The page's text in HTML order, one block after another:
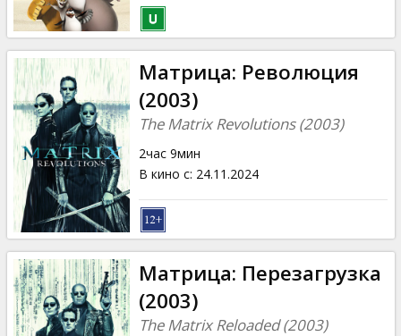
Клуб
Матрица: Революция
(2003)
The Matrix Revolutions (2003)
2час 9мин
В кино с: 24.11.2024
Матрица: Перезагрузка
(2003)
The Matrix Reloaded (2003)